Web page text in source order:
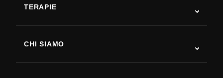
Malattia di Parkinson
Artrite
TERAPIE
CHI SIAMO